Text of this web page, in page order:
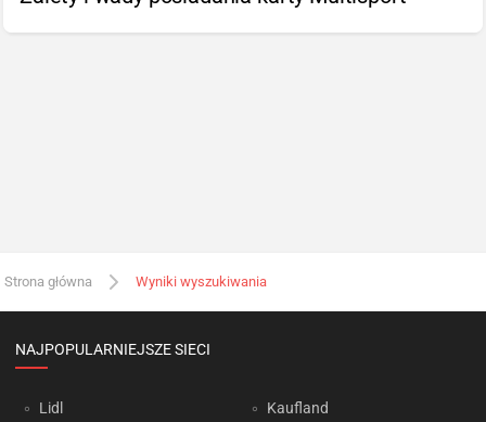
Strona główna Wyniki wyszukiwania
NAJPOPULARNIEJSZE SIECI
Lidl Kaufland